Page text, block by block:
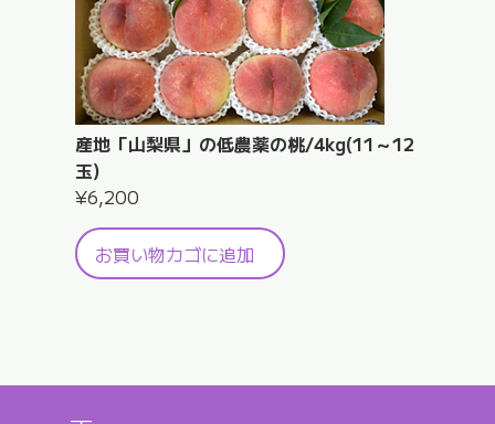
産地「山梨県」の低農薬の桃/4kg(11～12
玉)
¥6,200
お買い物カゴに追加